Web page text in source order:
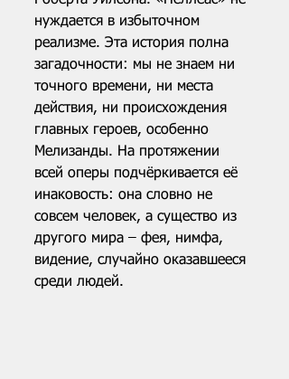
нуждается в избыточном
реализме. Эта история полна
загадочности: мы не знаем ни
точного времени, ни места
действия, ни происхождения
главных героев, особенно
Мелизанды. На протяжении
всей оперы подчёркивается её
инаковость: она словно не
совсем человек, а существо из
другого мира – фея, нимфа,
видение, случайно оказавшееся
среди людей.